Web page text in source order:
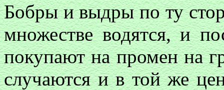
Бобры и выдры по ту
множестве водятся, и
покупают на промен на
случаются и в той же